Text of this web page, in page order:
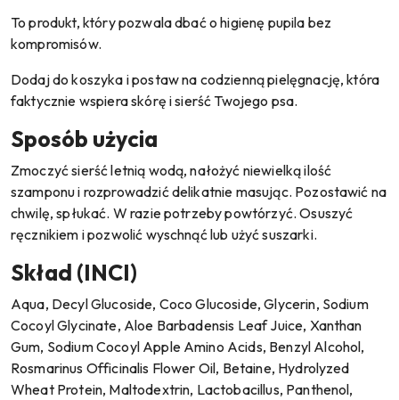
To produkt, który pozwala dbać o higienę pupila bez
kompromisów.
Dodaj do koszyka i postaw na codzienną pielęgnację, która
faktycznie wspiera skórę i sierść Twojego psa.
Sposób użycia
Zmoczyć sierść letnią wodą, nałożyć niewielką ilość
szamponu i rozprowadzić delikatnie masując. Pozostawić na
chwilę, spłukać. W razie potrzeby powtórzyć. Osuszyć
ręcznikiem i pozwolić wyschnąć lub użyć suszarki.
Skład (INCI)
Aqua, Decyl Glucoside, Coco Glucoside, Glycerin, Sodium
Cocoyl Glycinate, Aloe Barbadensis Leaf Juice, Xanthan
Gum, Sodium Cocoyl Apple Amino Acids, Benzyl Alcohol,
Rosmarinus Officinalis Flower Oil, Betaine, Hydrolyzed
Wheat Protein, Maltodextrin, Lactobacillus, Panthenol,